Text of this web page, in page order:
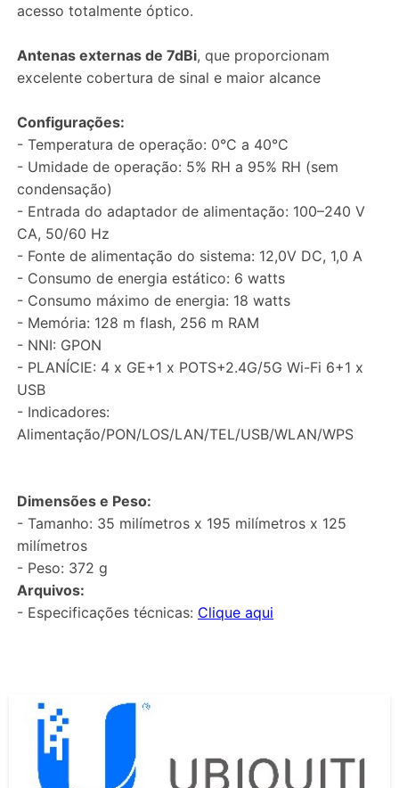
acesso totalmente óptico.
Antenas externas de 7dBi, que proporcionam
excelente cobertura de sinal e maior alcance
Configurações:
- Temperatura de operação: 0°C a 40°C
- Umidade de operação: 5% RH a 95% RH (sem
condensação)
- Entrada do adaptador de alimentação: 100–240 V
CA, 50/60 Hz
- Fonte de alimentação do sistema: 12,0V DC, 1,0 A
- Consumo de energia estático: 6 watts
- Consumo máximo de energia: 18 watts
- Memória: 128 m flash, 256 m RAM
- NNI: GPON
- PLANÍCIE: 4 x GE+1 x POTS+2.4G/5G Wi-Fi 6+1 x
USB
- Indicadores:
Alimentação/PON/LOS/LAN/TEL/USB/WLAN/WPS
Dimensões e Peso:
- Tamanho: 35 milímetros x 195 milímetros x 125
milímetros
- Peso: 372 g
Arquivos:
- Especificações técnicas: Clique aqui